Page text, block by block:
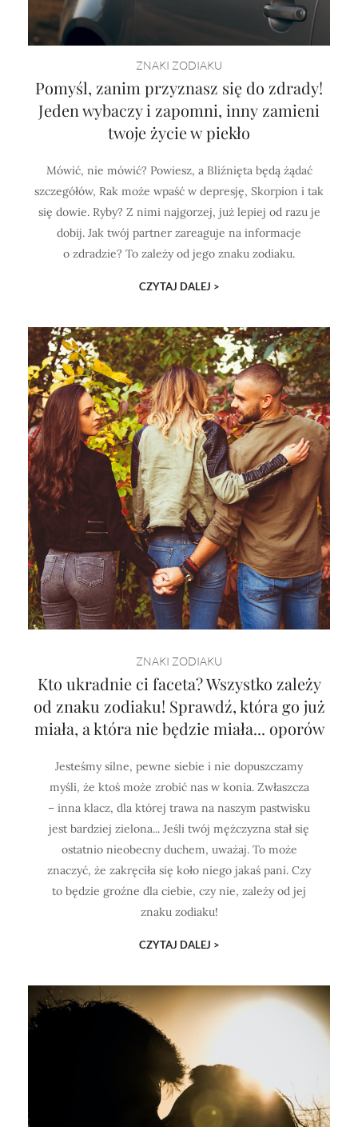
ZNAKI ZODIAKU
Pomyśl, zanim przyznasz się do zdrady!
Jeden wybaczy i zapomni, inny zamieni
twoje życie w piekło
Mówić, nie mówić? Powiesz, a Bliźnięta będą żądać
szczegółów, Rak może wpaść w depresję, Skorpion i tak
się dowie. Ryby? Z nimi najgorzej, już lepiej od razu je
dobij. Jak twój partner zareaguje na informacje
o zdradzie? To zależy od jego znaku zodiaku.
CZYTAJ DALEJ >
ZNAKI ZODIAKU
Kto ukradnie ci faceta? Wszystko zależy
od znaku zodiaku! Sprawdź, która go już
miała, a która nie będzie miała... oporów
Jesteśmy silne, pewne siebie i nie dopuszczamy
myśli, że ktoś może zrobić nas w konia. Zwłaszcza
– inna klacz, dla której trawa na naszym pastwisku
jest bardziej zielona... Jeśli twój mężczyzna stał się
ostatnio nieobecny duchem, uważaj. To może
znaczyć, że zakręciła się koło niego jakaś pani. Czy
to będzie groźne dla ciebie, czy nie, zależy od jej
znaku zodiaku!
CZYTAJ DALEJ >